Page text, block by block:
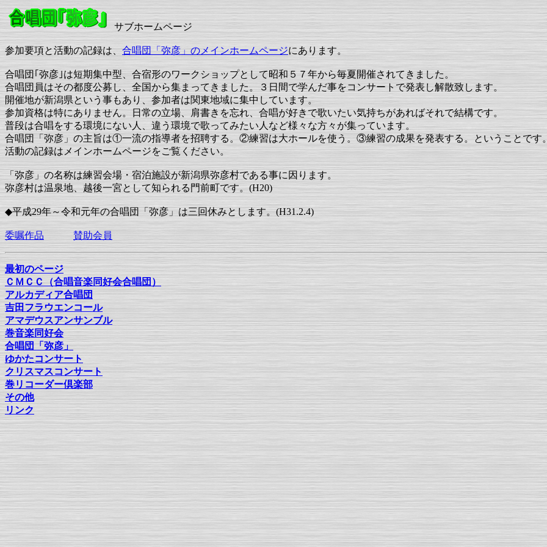
サブホームページ
参加要項と活動の記録は、合唱団「弥彦」のメインホームページにあります。
合唱団｢弥彦｣は短期集中型、合宿形のワークショップとして昭和５７年から毎夏開催されてきました。
合唱団員はその都度公募し、全国から集まってきました。３日間で学んだ事をコンサートで発表し解散致します。
開催地が新潟県という事もあり、参加者は関東地域に集中しています。
参加資格は特にありません。日常の立場、肩書きを忘れ、合唱が好きで歌いたい気持ちがあればそれで結構です。
普段は合唱をする環境にない人、違う環境で歌ってみたい人など様々な方々が集っています。
合唱団「弥彦」の主旨は①一流の指導者を招聘する。②練習は大ホールを使う。③練習の成果を発表する。ということです
活動の記録はメインホームページをご覧ください。
「弥彦」の名称は練習会場・宿泊施設が新潟県弥彦村である事に因ります。
弥彦村は温泉地、越後一宮として知られる門前町です。(H20)
◆平成29年～令和元年の合唱団「弥彦」は三回休みとします。(H31.2.4)
委嘱作品 賛助会員
最初のページ
ＣＭＣＣ（合唱音楽同好会合唱団）
アルカディア合唱団
吉田フラウエンコール
アマデウスアンサンブル
巻音楽同好会
合唱団「弥彦」
ゆかたコンサート
クリスマスコンサート
巻リコーダー倶楽部
その他
リンク